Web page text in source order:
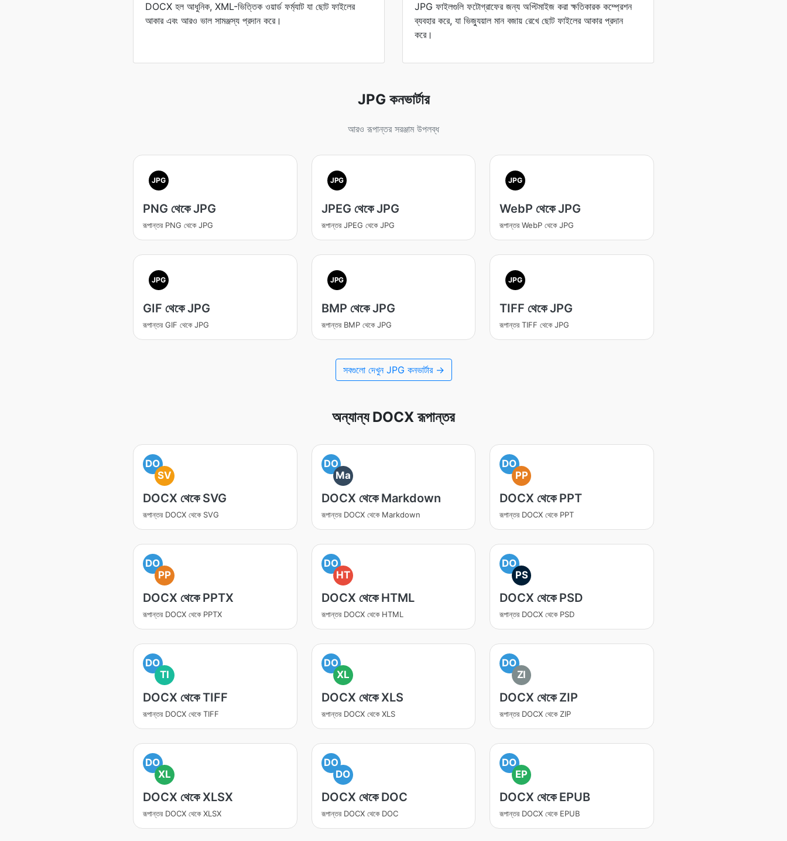
DOCX হল আধুনিক, XML-ভিত্তিক ওয়ার্ড ফর্ম্যাট যা ছোট ফাইলের
আকার এবং আরও ভাল সামঞ্জস্য প্রদান করে।
JPG ফাইলগুলি ফটোগ্রাফের জন্য অপ্টিমাইজ করা ক্ষতিকারক কম্প্রেশন
ব্যবহার করে, যা ভিজ্যুয়াল মান বজায় রেখে ছোট ফাইলের আকার প্রদান
করে।
JPG কনভার্টার
আরও রূপান্তর সরঞ্জাম উপলব্ধ
JPG
PNG থেকে JPG
রূপান্তর PNG থেকে JPG
JPG
JPEG থেকে JPG
রূপান্তর JPEG থেকে JPG
JPG
WebP থেকে JPG
রূপান্তর WebP থেকে JPG
JPG
GIF থেকে JPG
রূপান্তর GIF থেকে JPG
JPG
BMP থেকে JPG
রূপান্তর BMP থেকে JPG
JPG
TIFF থেকে JPG
রূপান্তর TIFF থেকে JPG
সবগুলো দেখুন JPG কনভার্টার →
অন্যান্য DOCX রূপান্তর
DO
SV
DOCX থেকে SVG
রূপান্তর DOCX থেকে SVG
DO
Ma
DOCX থেকে Markdown
রূপান্তর DOCX থেকে Markdown
DO
PP
DOCX থেকে PPT
রূপান্তর DOCX থেকে PPT
DO
PP
DOCX থেকে PPTX
রূপান্তর DOCX থেকে PPTX
DO
HT
DOCX থেকে HTML
রূপান্তর DOCX থেকে HTML
DO
PS
DOCX থেকে PSD
রূপান্তর DOCX থেকে PSD
DO
TI
DOCX থেকে TIFF
রূপান্তর DOCX থেকে TIFF
DO
XL
DOCX থেকে XLS
রূপান্তর DOCX থেকে XLS
DO
ZI
DOCX থেকে ZIP
রূপান্তর DOCX থেকে ZIP
DO
XL
DOCX থেকে XLSX
রূপান্তর DOCX থেকে XLSX
DO
DO
DOCX থেকে DOC
রূপান্তর DOCX থেকে DOC
DO
EP
DOCX থেকে EPUB
রূপান্তর DOCX থেকে EPUB